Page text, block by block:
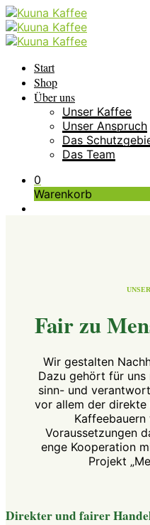
Start
Shop
Über uns
Unser Kaffee
Unser Anspruch
Das
Das Team
0
Warenkorb
Fair zu
Wir gestalten
Dazu gehört für
sinn- und
vor allem der
Voraussetzungen
enge Kooperation
Projekt
Direkter und fairer